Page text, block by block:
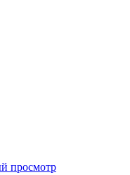
просмотр